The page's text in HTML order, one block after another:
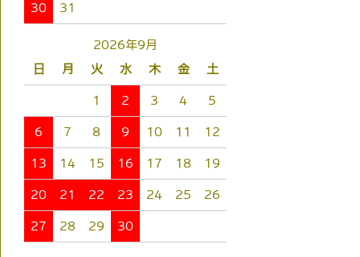
30 31
2026年9月
日
月 火 水 木 金 土
1 2 3 4 5
6 7 8 9 10 11 12
13 14 15 16 17 18 19
20 21 22 23 24 25 26
27 28 29 30